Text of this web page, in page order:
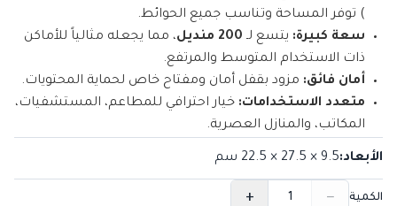
) توفر المساحة وتناسب جميع الحوائط.
سعة كبيرة: يتسع لـ 200 منديل
، مما يجعله مثالياً للأماكن
ذات الاستخدام المتوسط والمرتفع.
أمان فائق: مزود بقفل أمان ومفتاح خاص لحماية المحتويات.
متعدد الاستخدامات: خيار احترافي للمطاعم، المستشفيات،
المكاتب، والمنازل العصرية.
الأبعاد:
9.5 × 27.5 × 22.5 سم
الكمية −
+